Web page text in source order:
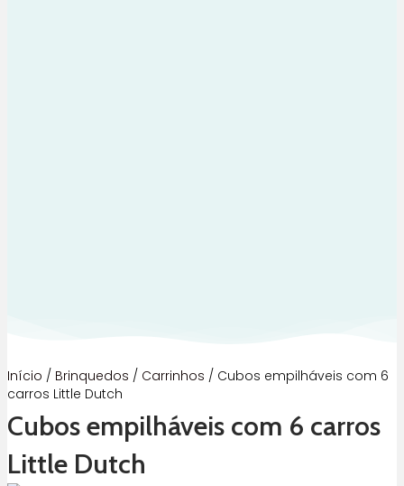
Início / Brinquedos / Carrinhos / Cubos empilháveis com 6
carros Little Dutch
Cubos empilháveis com 6 carros
Little Dutch